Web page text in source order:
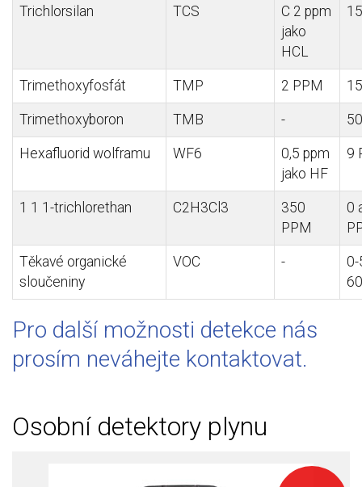
Trichlorsilan TCS
C 2 ppm
jako
HCL
Trimethoxyfosfát TMP 2 PPM
Trimethoxyboron TMB -
Hexafluorid wolframu WF6
0,5 ppm
jako HF
9
1 1 1-trichlorethan C2H3Cl3
350
PPM
0
Těkavé organické
sloučeniny
VOC -
0-
Pro další možnosti detekce nás
prosím neváhejte kontaktovat.
Osobní detektory plynu